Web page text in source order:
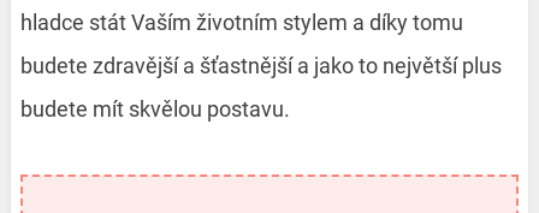
hladce stát Vaším životním stylem a díky tomu
budete zdravější a šťastnější a jako to největší plus
budete mít skvělou postavu.